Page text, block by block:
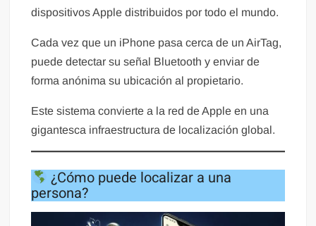
dispositivos Apple distribuidos por todo el mundo.
Cada vez que un iPhone pasa cerca de un AirTag,
puede detectar su señal Bluetooth y enviar de
forma anónima su ubicación al propietario.
Este sistema convierte a la red de Apple en una
gigantesca infraestructura de localización global.
¿Cómo puede localizar a una
persona?